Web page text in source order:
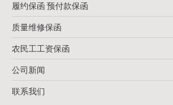
履约保函 预付款保函
质量维修保函
农民工工资保函
公司新闻
联系我们